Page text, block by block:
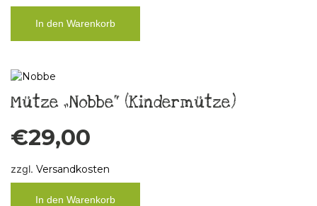
In den Warenkorb
Mütze „Nobbe“ (Kindermütze)
€29,00
zzgl. Versandkosten
In den Warenkorb